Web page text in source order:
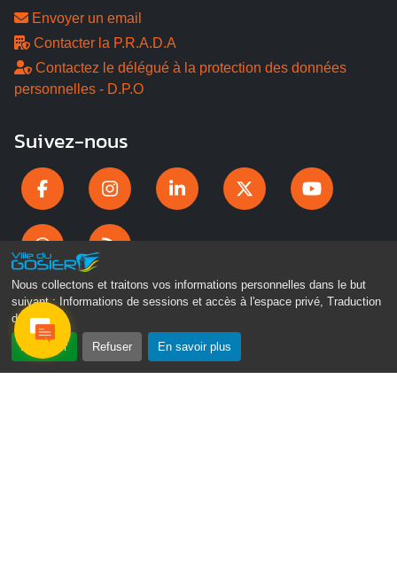
Nous collectons et traitons vos informations personnelles dans le but
suivant :
Informations de sessions et accès à l'espace privé, Traduction
des pages .
Accepter Refuser En savoir plus
Envoyer un email
Contacter la P.R.A.D.A
Contactez le délégué à la protection des données
personnelles - D.P.O
Suivez-nous